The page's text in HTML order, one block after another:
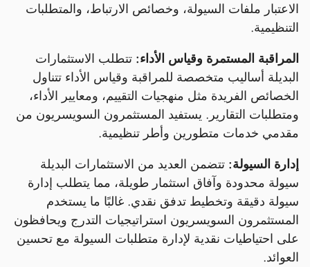
الاعتبار ملفات السيولة، وخصائص الارتباط، والمتطلبات
التنظيمية.
المراقبة المستمرة وقياس الأداء: تتطلب الاستثمارات
البديلة أساليب متخصصة للمراقبة وقياس الأداء تتناول
الخصائص الفريدة مثل منهجيات التقييم، ومعايير الأداء،
ومتطلبات التقارير. يستفيد المستثمرون السويسريون من
مقدمي خدمات متطورين وأطر تنظيمية.
إدارة السيولة: تتضمن العديد من الاستثمارات البديلة
سيولة محدودة وآفاق استثمار طويلة، مما يتطلب إدارة
سيولة دقيقة وتخطيط تدفق نقدي. غالبًا ما يستخدم
المستثمرون السويسريون استراتيجيات التدرج ويحافظون
على احتياطيات نقدية لإدارة متطلبات السيولة مع تحسين
العوائد.